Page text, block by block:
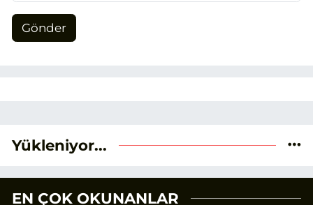
Gönder
Yükleniyor...
EN ÇOK OKUNANLAR